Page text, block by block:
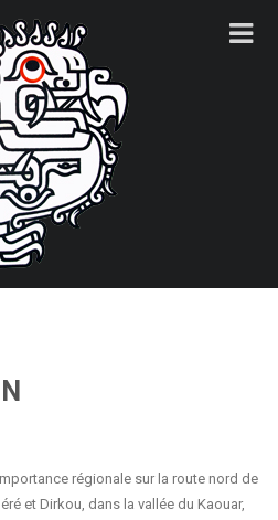
régionale sur la route nord de
et Dirkou, dans la vallée du Kaouar,